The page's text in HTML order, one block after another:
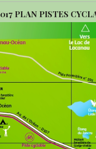
PLAN PISTES